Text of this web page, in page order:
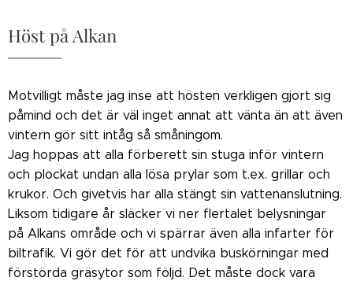
Höst på Alkan
Motvilligt måste jag inse att hösten verkligen gjort sig
påmind och det är väl inget annat att vänta än att även
vintern gör sitt intåg så småningom.
Jag hoppas att alla förberett sin stuga inför vintern
och plockat undan alla lösa prylar som t.ex. grillar och
krukor. Och givetvis har alla stängt sin vattenanslutning.
Liksom tidigare år släcker vi ner flertalet belysningar
på Alkans område och vi spärrar även alla infarter för
biltrafik. Vi gör det för att undvika buskörningar med
förstörda gräsytor som följd. Det måste dock vara